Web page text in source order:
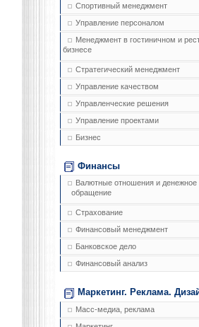
Спортивный менеджмент
Управление персоналом
Менеджмент в гостиничном и
бизнесе
Стратегический менеджмент
Управление качеством
Управленческие решения
Управление проектами
Бизнес
Финансы
Валютные отношения и денежное
обращение
Страхование
Финансовый менеджмент
Банковское дело
Финансовый анализ
Маркетинг. Реклама.
Масс-медиа, реклама